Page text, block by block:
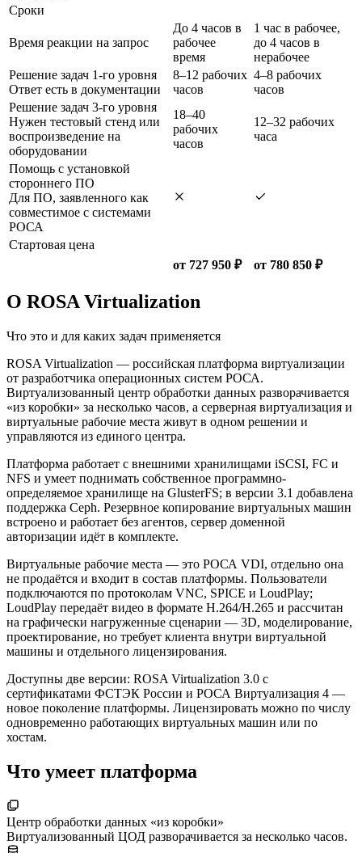
Сроки
Время реакции на запрос
До 4 часов в
рабочее
время
1 час в рабочее,
до 4 часов в
нерабочее
Решение задач 1-го уровня
Ответ есть в документации
8–12 рабочих
часов
4–8 рабочих
часов
Решение задач 3-го уровня
Нужен тестовый стенд или
воспроизведение на
оборудовании
18–40
рабочих
часов
12–32 рабочих
часа
Помощь с установкой
стороннего ПО
Для ПО, заявленного как
совместимое с системами
РОСА
Стартовая цена
от 727 950 ₽
от 780 850 ₽
О ROSA Virtualization
Что это и для каких задач применяется
ROSA Virtualization — российская платформа виртуализации
от разработчика операционных систем РОСА.
Виртуализованный центр обработки данных разворачивается
«из коробки» за несколько часов, а серверная виртуализация и
виртуальные рабочие места живут в одном решении и
управляются из единого центра.
Платформа работает с внешними хранилищами iSCSI, FC и
NFS и умеет поднимать собственное программно-
определяемое хранилище на GlusterFS; в версии 3.1 добавлена
поддержка Ceph. Резервное копирование виртуальных машин
встроено и работает без агентов, сервер доменной
авторизации идёт в комплекте.
Виртуальные рабочие места — это РОСА VDI, отдельно она
не продаётся и входит в состав платформы. Пользователи
подключаются по протоколам VNC, SPICE и LoudPlay;
LoudPlay передаёт видео в формате H.264/H.265 и рассчитан
на графически нагруженные сценарии — 3D, моделирование,
проектирование, но требует клиента внутри виртуальной
машины и отдельного лицензирования.
Доступны две версии: ROSA Virtualization 3.0 с
сертификатами ФСТЭК России и РОСА Виртуализация 4 —
новое поколение платформы. Лицензировать можно по числу
одновременно работающих виртуальных машин или по
хостам.
Что умеет платформа
Центр обработки данных «из коробки»
Виртуализованный ЦОД разворачивается за несколько часов.